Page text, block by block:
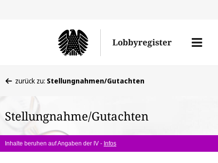
Lobbyregister
Menü
befinden
hier:
zurück zu: Stellungnahmen/Gutachten
Stellungnahme/Gutachten
Inhalte beruhen auf Angaben der IV - Infos